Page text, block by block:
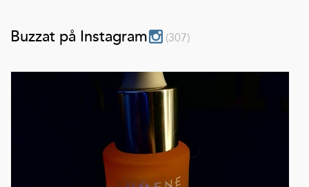
Buzzat på Instagram (307)